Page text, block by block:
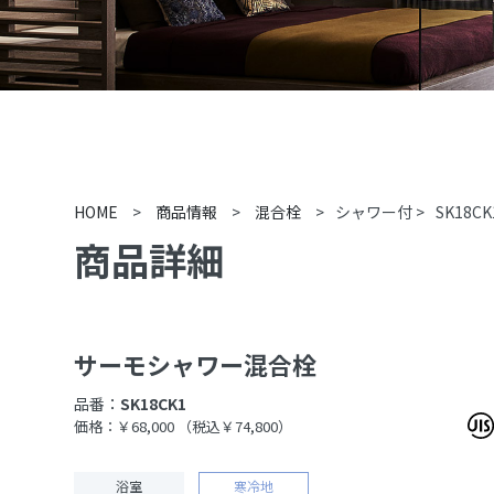
HOME > 商品情報 > 混合栓 > シャワー付 >
商品詳細
サーモシャワー混合栓
品番：SK18CK1
価格：￥68,000 （税込￥74,800）
浴室 寒冷地